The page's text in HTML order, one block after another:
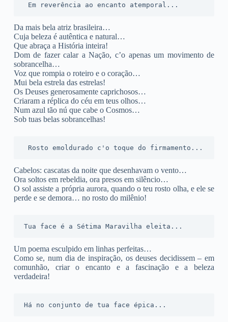
Em reverência ao encanto atemporal...
Da mais bela atriz brasileira…
Cuja beleza é autêntica e natural…
Que abraça a História inteira!
Dom de fazer calar a Nação, c’o apenas um movimento de
sobrancelha…
Voz que rompia o roteiro e o coração…
Mui bela estrela das estrelas!
Os Deuses generosamente caprichosos…
Criaram a réplica do céu em teus olhos…
Num azul tão nú que cabe o Cosmos…
Sob tuas belas sobrancelhas!
Rosto emoldurado c'o toque do firmamento...
Cabelos: cascatas da noite que desenhavam o vento…
Ora soltos em rebeldia, ora presos em silêncio…
O sol assiste a própria aurora, quando o teu rosto olha, e ele se
perde e se demora… no rosto do milênio!
Tua face é a Sétima Maravilha eleita...
Um poema esculpido em linhas perfeitas…
Como se, num dia de inspiração, os deuses decidissem – em
comunhão, criar o encanto e a fascinação e a beleza
verdadeira!
Há no conjunto de tua face épica...